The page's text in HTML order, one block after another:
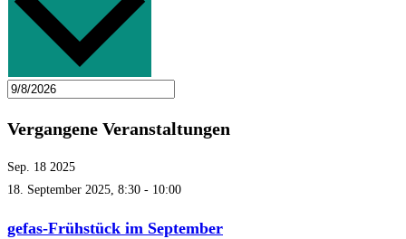
Vergangene Veranstaltungen
Sep. 18 2025
18. September 2025, 8:30 - 10:00
gefas-Frühstück im September